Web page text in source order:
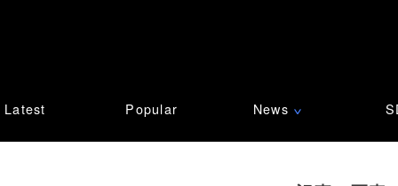
Latest Popular News ∨